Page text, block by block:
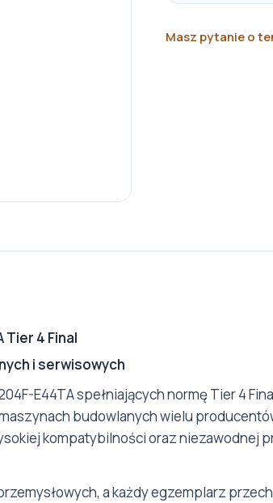
Masz pytanie o
Tier 4 Final
i serwisowych
E44TA spełniających normę Tier 4
budowlanych wielu
kompatybilności oraz niezawodnej
a każdy egzemplarz